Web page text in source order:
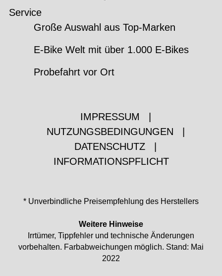
Service
Große Auswahl aus Top-Marken
E-Bike Welt mit über 1.000 E-Bikes
Probefahrt vor Ort
IMPRESSUM
NUTZUNGSBEDINGUNGEN
DATENSCHUTZ
INFORMATIONSPFLICHT
* Unverbindliche Preisempfehlung des Herstellers
Weitere Hinweise
Irrtümer, Tippfehler und technische Änderungen
vorbehalten. Farbabweichungen möglich. Stand: Mai
2022